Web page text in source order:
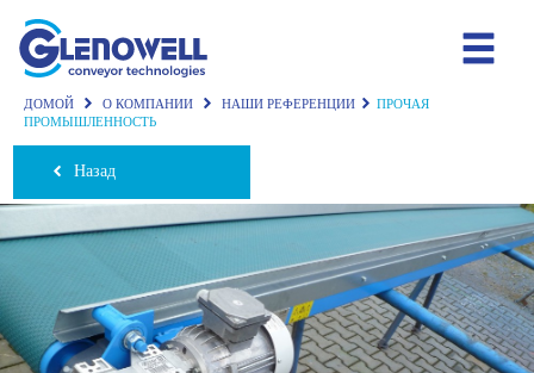
ДОМОЙ О КОМПАНИИ НАШИ РЕФЕРЕНЦИИ
ПРОЧАЯ
ПРОМЫШЛЕННОСТЬ
Назад